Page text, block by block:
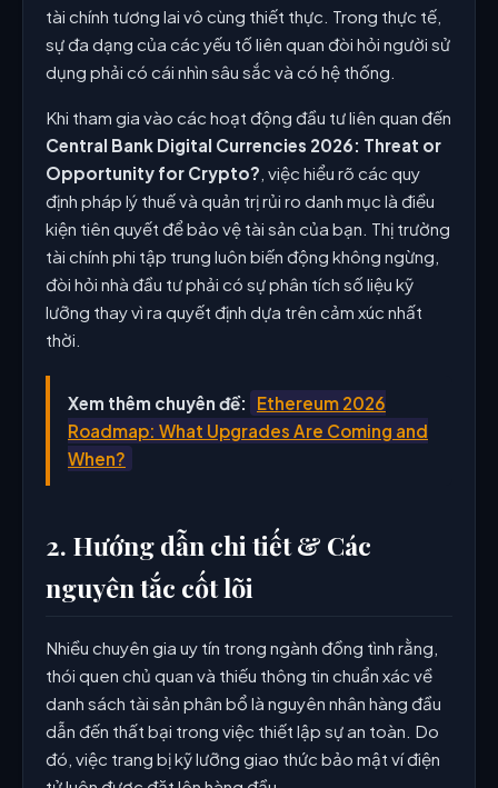
tài chính tương lai vô cùng thiết thực. Trong thực tế,
sự đa dạng của các yếu tố liên quan đòi hỏi người sử
dụng phải có cái nhìn sâu sắc và có hệ thống.
Khi tham gia vào các hoạt động đầu tư liên quan đến
Central Bank Digital Currencies 2026: Threat or
Opportunity for Crypto? , việc hiểu rõ các quy
định pháp lý thuế và quản trị rủi ro danh mục là điều
kiện tiên quyết để bảo vệ tài sản của bạn. Thị trường
tài chính phi tập trung luôn biến động không ngừng,
đòi hỏi nhà đầu tư phải có sự phân tích số liệu kỹ
lưỡng thay vì ra quyết định dựa trên cảm xúc nhất
thời.
Xem thêm chuyên đề:
Ethereum 2026
Roadmap: What Upgrades Are Coming and
When?
2. Hướng dẫn chi tiết & Các
nguyên tắc cốt lõi
Nhiều chuyên gia uy tín trong ngành đồng tình rằng,
thói quen chủ quan và thiếu thông tin chuẩn xác về
danh sách tài sản phân bổ là nguyên nhân hàng đầu
dẫn đến thất bại trong việc thiết lập sự an toàn. Do
đó, việc trang bị kỹ lưỡng giao thức bảo mật ví điện